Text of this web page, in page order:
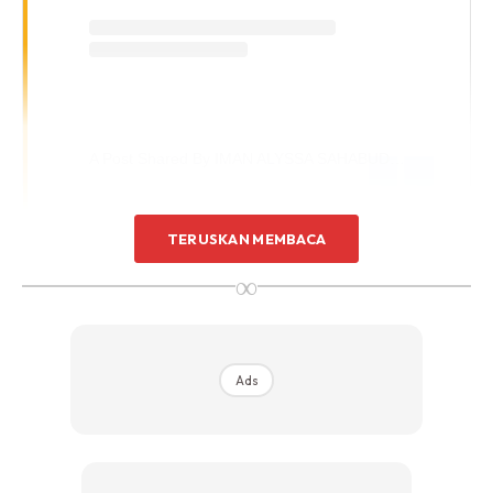
Masih baru dalam industri muzik tanah air, penyanyi Iman
Troye atau nama sebenarnya, Siti Nur Alyssa Sahabuddin
TERUSKAN MEMBACA
∞
Ads